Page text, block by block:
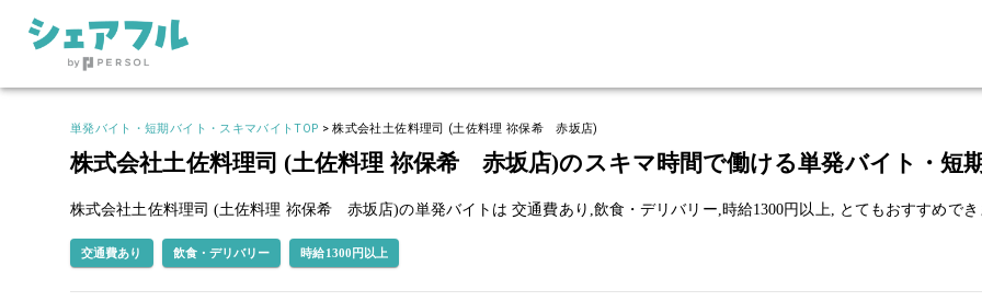
単発バイト・短期バイト・スキマバイトTOP >株式会社土佐料理司 (土佐料理 祢保希 赤坂店)
株式会社土佐料理司 (土佐料理 祢保希 赤坂店)のスキマ時間で働ける単発バイト・短
株式会社土佐料理司 (土佐料理 祢保希 赤坂店)の単発バイトは交通費あり,飲食・デリバリー,時給1300円以上, とてもおすすめでき
交通費あり 飲食・デリバリー 時給1300円以上